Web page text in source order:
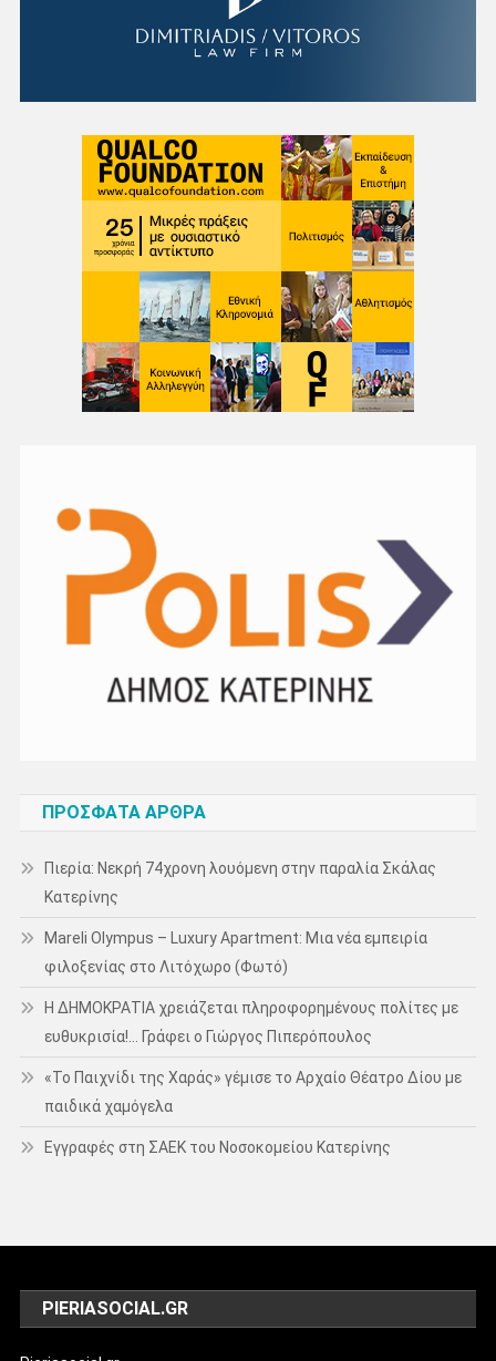
ΠΡΌΣΦΑΤΑ ΆΡΘΡΑ
Πιερία: Νεκρή 74χρονη λουόμενη στην παραλία Σκάλας
Κατερίνης
Mareli Olympus – Luxury Apartment: Μια νέα εμπειρία
φιλοξενίας στο Λιτόχωρο (Φωτό)
Η ΔΗΜΟΚΡΑΤΙΑ χρειάζεται πληροφορημένους πολίτες με
ευθυκρισία!… Γράφει ο Γιώργος Πιπερόπουλος
«Το Παιχνίδι της Χαράς» γέμισε το Αρχαίο Θέατρο Δίου με
παιδικά χαμόγελα
Εγγραφές στη ΣΑΕΚ του Νοσοκομείου Κατερίνης
PIERIASOCIAL.GR